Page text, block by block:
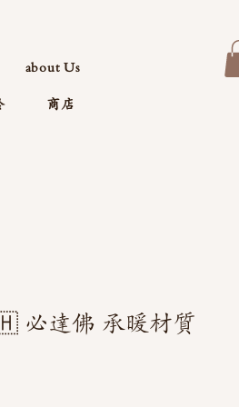
about Us
商店
必達佛 承暖材質